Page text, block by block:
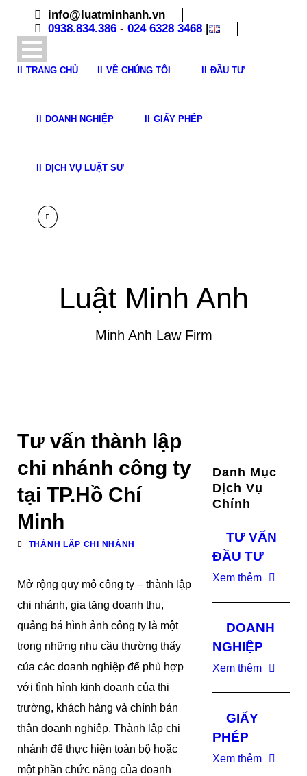
info@luatminhanh.vn
0938.834.386 - 024 6328 3468 |
TRANG CHỦ VỀ CHÚNG TÔI ĐẦU TƯ
DOANH NGHIỆP GIẤY PHÉP
DỊCH VỤ LUẬT SƯ
Luật Minh Anh
Minh Anh Law Firm
Tư vấn thành lập
chi nhánh công ty
tại TP.Hồ Chí
Minh
THÀNH LẬP CHI NHÁNH
Mở rộng quy mô công ty – thành lập
chi nhánh, gia tăng doanh thu,
quảng bá hình ảnh công ty là một
trong những nhu cầu thường thấy
của các doanh nghiệp để phù hợp
với tình hình kinh doanh của thị
trường, khách hàng và chính bản
thân doanh nghiệp. Thành lập chi
nhánh để thực hiện toàn bộ hoặc
một phần chức năng của doanh
Danh Mục
Dịch Vụ
Chính
TƯ VẤN
ĐẦU TƯ
Xem thêm
DOANH
NGHIỆP
Xem thêm
GIẤY
PHÉP
Xem thêm